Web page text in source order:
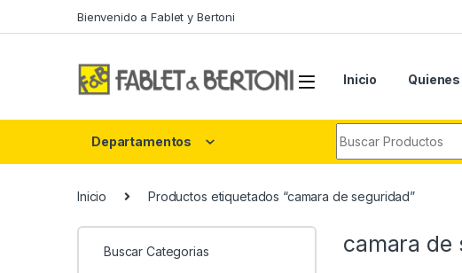
Bienvenido a Fablet y Bertoni
Inicio
Departamentos
Inicio Productos etiquetados “camara de seguridad”
camara de
Buscar Categorias